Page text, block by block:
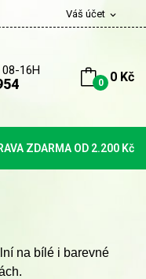
Váš účet expand_more
0 0 Kč
08-16H
ZDARMA OD 2.200 Kč
na bílé i barevné